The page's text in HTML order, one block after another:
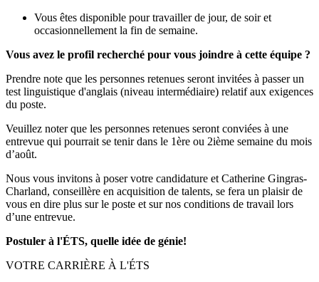
Vous êtes disponible pour travailler de jour, de soir et
occasionnellement la fin de semaine.
Vous avez le profil recherché pour vous joindre à cette équipe ?
Prendre note que les personnes retenues seront invitées à passer un
test linguistique d'anglais (niveau intermédiaire) relatif aux exigences
du poste.
Veuillez noter que les personnes retenues seront conviées à une
entrevue qui pourrait se tenir dans le 1ère ou 2ième semaine du mois
d’août.
Nous vous invitons à poser votre candidature et Catherine Gingras-
Charland, conseillère en acquisition de talents, se fera un plaisir de
vous en dire plus sur le poste et sur nos conditions de travail lors
d’une entrevue.
Postuler à l'ÉTS, quelle idée de génie!
VOTRE CARRIÈRE À L'ÉTS